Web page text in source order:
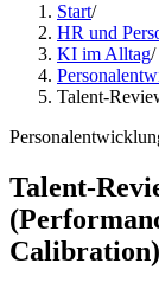
Start/
HR und
KI im Alltag/
Talent-
Talent-
Calibration)